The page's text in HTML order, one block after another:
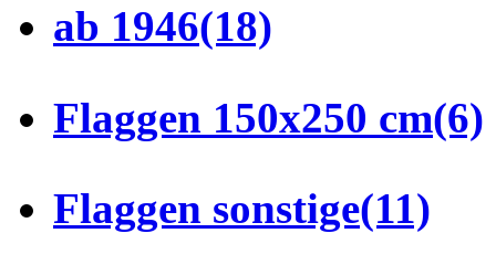
ab 1946(18)
Flaggen 150x250 cm(6)
Flaggen sonstige(11)